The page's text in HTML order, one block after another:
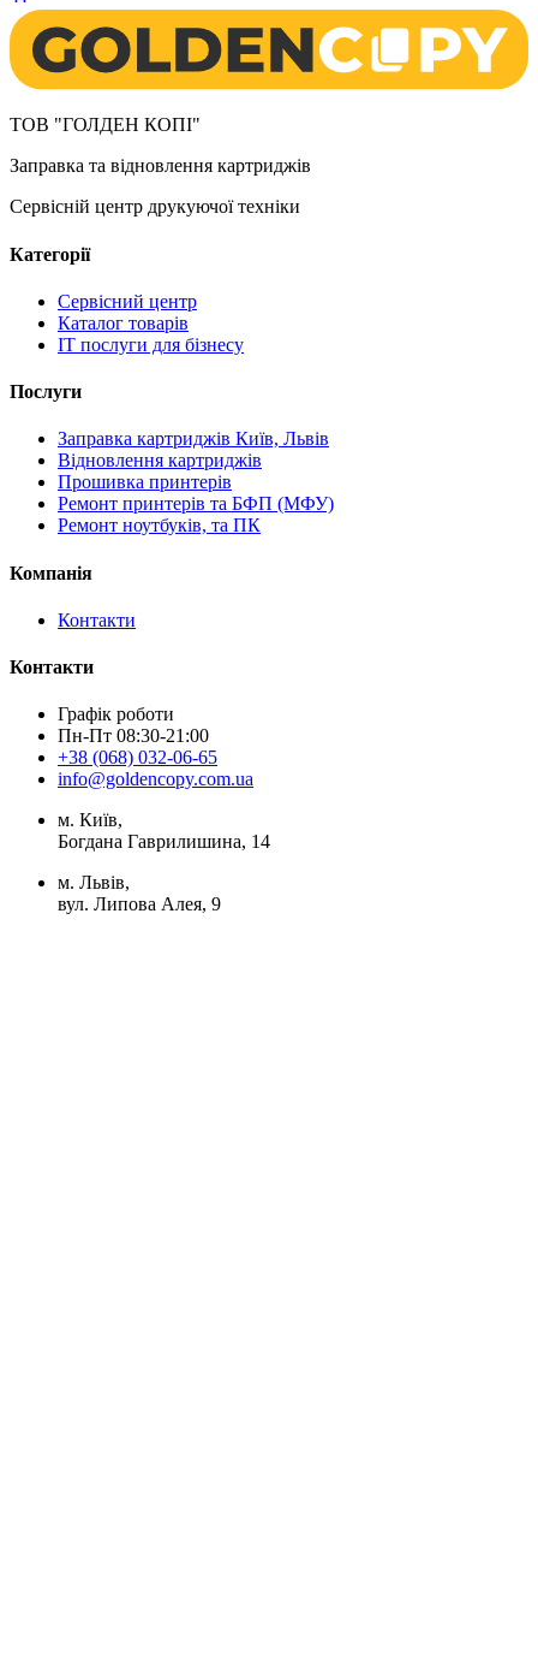
ТОВ "ГОЛДЕН КОПІ"
Заправка та відновлення картриджів
Сервісній центр друкуючої техніки
Категорії
Сервісний центр
Каталог товарів
IT послуги для бізнесу
Послуги
Заправка картриджів Київ, Львів
Відновлення картриджів
Прошивка принтерів
Ремонт принтерів та БФП (МФУ)
Ремонт ноутбуків, та ПК
Компанія
Контакти
Контакти
Графік роботи
Пн-Пт 08:30-21:00
+38 (068) 032-06-65
info@goldencopy.com.ua
м. Київ,
Богдана Гаврилишина, 14
м. Львів,
вул. Липова Алея, 9